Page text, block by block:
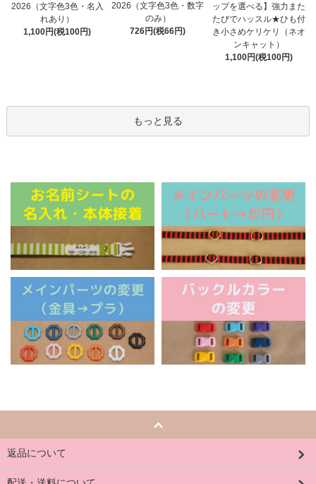
2026（文字色3色・名入
れあり）
1,100円(税100円)
2026（文字色3色・数字
のみ）
726円(税66円)
ップを選べる】強力また
たびでハッスル★ひも付
き小さめケリケリ（ネオ
ンキャット）
1,100円(税100円)
もっと見る
返品について